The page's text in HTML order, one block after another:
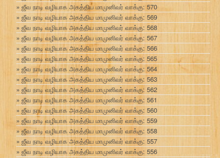
ஜீவ நாடி வழியாக அகத்திய மாமுனிவர் வாக்கு: 570
ஜீவ நாடி வழியாக அகத்திய மாமுனிவர் வாக்கு: 569
ஜீவ நாடி வழியாக அகத்திய மாமுனிவர் வாக்கு: 568
ஜீவ நாடி வழியாக அகத்திய மாமுனிவர் வாக்கு: 567
ஜீவ நாடி வழியாக அகத்திய மாமுனிவர் வாக்கு: 566
ஜீவ நாடி வழியாக அகத்திய மாமுனிவர் வாக்கு: 565
ஜீவ நாடி வழியாக அகத்திய மாமுனிவர் வாக்கு: 564
ஜீவ நாடி வழியாக அகத்திய மாமுனிவர் வாக்கு: 563
ஜீவ நாடி வழியாக அகத்திய மாமுனிவர் வாக்கு: 562
ஜீவ நாடி வழியாக அகத்திய மாமுனிவர் வாக்கு: 561
ஜீவ நாடி வழியாக அகத்திய மாமுனிவர் வாக்கு: 560
ஜீவ நாடி வழியாக அகத்திய மாமுனிவர் வாக்கு: 559
ஜீவ நாடி வழியாக அகத்திய மாமுனிவர் வாக்கு: 558
ஜீவ நாடி வழியாக அகத்திய மாமுனிவர் வாக்கு: 557
ஜீவ நாடி வழியாக அகத்திய மாமுனிவர் வாக்கு: 556